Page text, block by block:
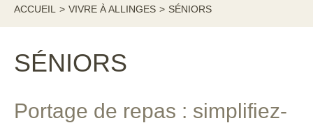
ACCUEIL > VIVRE À ALLINGES > SÉNIORS
SÉNIORS
Portage de repas : simplifiez-